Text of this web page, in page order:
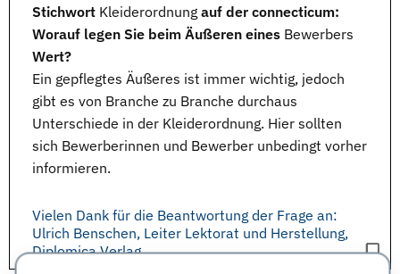
Stichwort Kleiderordnung auf der connecticum:
Worauf legen Sie beim Äußeren eines Bewerbers
Wert?
Ein gepflegtes Äußeres ist immer wichtig, jedoch
gibt es von Branche zu Branche durchaus
Unterschiede in der Kleiderordnung. Hier sollten
sich Bewerberinnen und Bewerber unbedingt vorher
informieren.
Vielen Dank für die Beantwortung der Frage an:
Ulrich Benschen, Leiter Lektorat und Herstellung,
Diplomica Verlag